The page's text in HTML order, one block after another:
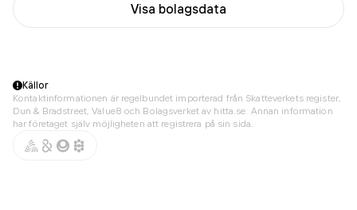
Visa bolagsdata
Källor
Kontaktinformationen är regelbundet importerad från Skatteverkets register,
Dun & Bradstreet, Value8 och Bolagsverket av hitta.se. Annan information
har företaget själv möjligheten att registrera på sin sida.